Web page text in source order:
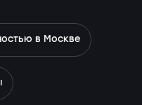
в Москве